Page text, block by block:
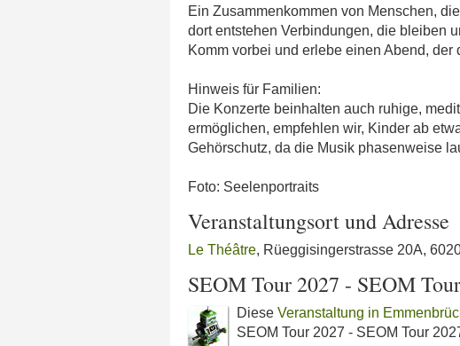
Ein Zusammenkommen von Menschen,
dort entstehen Verbindungen, die bleiben
Komm vorbei und erlebe einen Abend, der
Hinweis für Familien:
Die Konzerte beinhalten auch ruhige,
ermöglichen, empfehlen wir, Kinder ab
Gehörschutz, da die Musik phasenweise
Foto: Seelenportraits
Veranstaltungsort und Adresse
Le Théâtre, Rüeggisingerstrasse 20A,
SEOM Tour 2027 - SEOM
Diese Veranstaltung in
SEOM Tour 2027 - SEOM Tour